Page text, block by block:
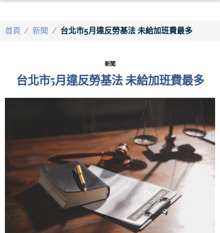
首頁 / 新聞 / 台北市5月違反勞基法 未給加班費最多
新聞
台北市5月違反勞基法 未給加班費最多